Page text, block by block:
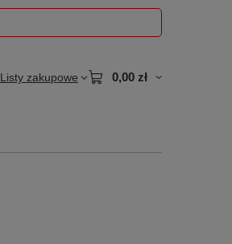
Listy zakupowe 0,00 zł